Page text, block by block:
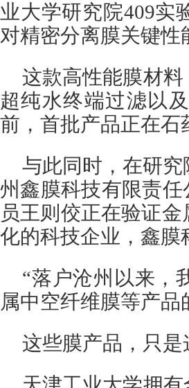
业大学研究院409实
对精密分离膜关键性
这款高性能膜材
超纯水终端过滤以
前，首批产品正在石
与此同时，在研
州鑫膜科技有限责
员王则佼正在验证
化的科技企业，鑫膜
“落户沧州以来，
属中空纤维膜等产
这些膜产品，只